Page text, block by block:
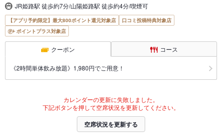
JR姫路駅 徒歩約7分/山陽姫路駅 徒歩約4分/喫煙可
【アプリ予約限定】最大800ポイント還元対象店
口コミ投稿特典対象店
ポイントプラス対象店
クーポン コース
《2時間単体飲み放題》1,980円でご用意！
カレンダーの更新に失敗しました。
下記ボタンを押して空席状況を更新してください。
空席状況を更新する